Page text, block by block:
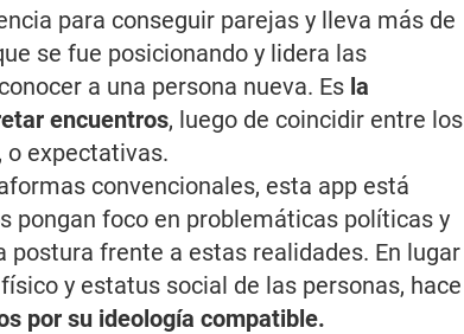
para conseguir parejas y lleva más de
se fue posicionando y lidera las
a una persona nueva. Esla
encuentros, luego de coincidir entre los
o expectativas.
convencionales, esta app está
pongan foco en problemáticas políticas y
postura frente a estas realidades. En lugar
y estatus social de las personas, hace
por su ideología compatible.